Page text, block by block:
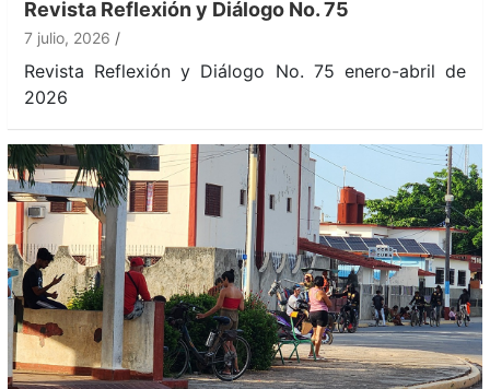
Revista Reflexión y Diálogo No. 75
7 julio, 2026
Revista Reflexión y Diálogo No. 75 enero-abril de
2026